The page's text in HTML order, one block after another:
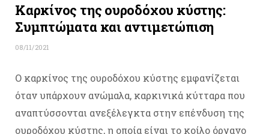
Καρκίνος της ουροδόχου κύστης:
Συμπτώματα και αντιμετώπιση
08/11/2021
Ο καρκίνος της ουροδόχου κύστης εμφανίζεται
όταν υπάρχουν ανώμαλα, καρκινικά κύτταρα που
αναπτύσσονται ανεξέλεγκτα στην επένδυση της
ουροδόχου κύστης, η οποία είναι το κοίλο όργανο